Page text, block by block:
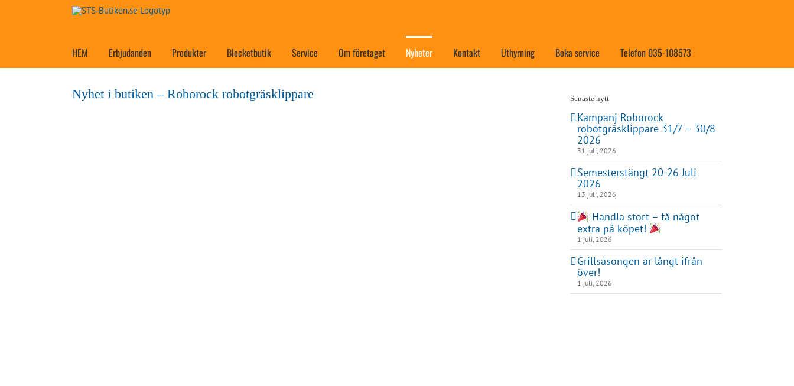
HEM Erbjudanden Produkter Blocketbutik Service Om företaget Nyheter Kontakt Uthyrning Boka service Telefon 035-108573
Nyhet i butiken – Roborock robotgräsklippare Senaste nytt
Kampanj Roborock
robotgräsklippare 31/7 – 30/8
2026
31 juli, 2026
Semesterstängt 20-26 Juli
2026
13 juli, 2026
Handla stort – få något
extra på köpet!
1 juli, 2026
Grillsäsongen är långt ifrån
över!
1 juli, 2026